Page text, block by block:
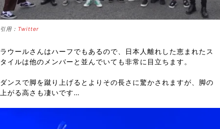
引用： Twitter
ラウールさんはハーフでもあるので、日本人離れした恵まれたス
タイルは他のメンバーと並んでいても非常に目立ちます。
ダンスで脚を蹴り上げるとよりその長さに驚かされますが、脚の
上がる高さも凄いです…